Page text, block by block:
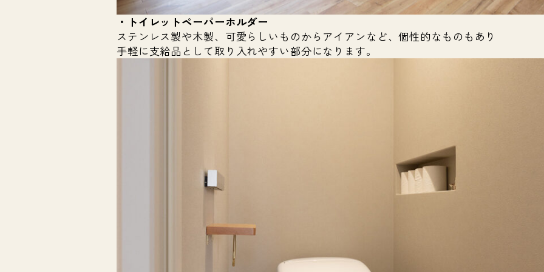
・トイレットペーパーホルダー
ステンレス製や木製、可愛らしいものからアイアンなど、個性的なものもあり
手軽に支給品として取り入れやすい部分になります。